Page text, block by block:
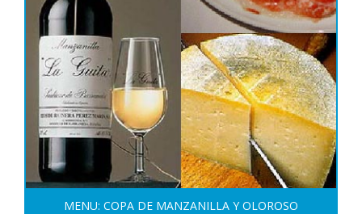
MENU: COPA DE MANZANILLA Y OLOROSO